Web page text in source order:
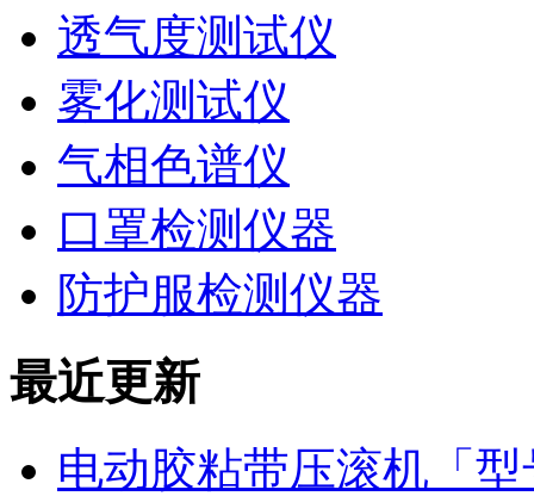
透气度测试仪
雾化测试仪
气相色谱仪
口罩检测仪器
防护服检测仪器
最近更新
电动胶粘带压滚机「